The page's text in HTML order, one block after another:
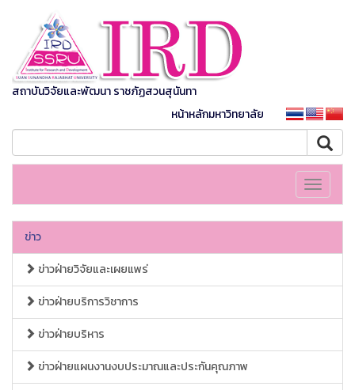
สถาบันวิจัยและพัฒนา ราชภัฏสวนสุนันทา
หน้าหลักมหาวิทยาลัย
Toggle
ข่าว
ข่าวฝ่ายวิจัยและเผยแพร่
ข่าวฝ่ายบริการวิชาการ
ข่าวฝ่ายบริหาร
ข่าวฝ่ายแผนงานงบประมาณและประกันคุณภาพ